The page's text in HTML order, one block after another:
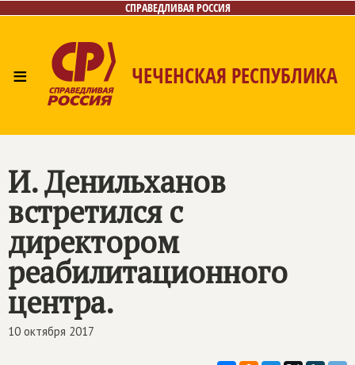
СПРАВЕДЛИВАЯ РОССИЯ
≡ ЧЕЧЕНСКАЯ РЕСПУБЛИКА
И. Денильханов
встретился с
директором
реабилитационного
центра.
10 октября 2017